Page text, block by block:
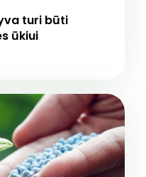
turi būti
ūkiui